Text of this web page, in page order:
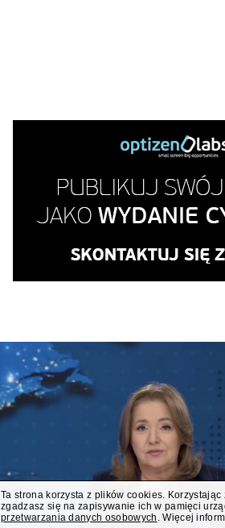
Ta strona korzysta z plików cookies.
zgadzasz się na zapisywanie ich w pamięci
przetwarzania danych osobowych . Więcej